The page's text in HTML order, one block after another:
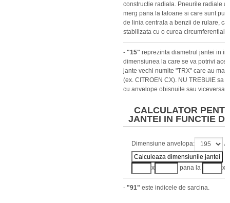
constructie radiala. Pneurile radiale
merg pana la taloane si care sunt
de linia centrala a benzii de rulare,
stabilizata cu o curea circumferentiala.
- "15" reprezinta diametrul jantei in
dimensiunea la care se va potrivi
jante vechi numite "TRX" care au
(ex. CITROEN CX). NU TREBUIE sa
cu anvelope obisnuite sau viceversa.
CALCULATOR
JANTEI IN FUNCTIE
Dimensiune anvelopa: /
x pana la x
- "91" este indicele de sarcina.